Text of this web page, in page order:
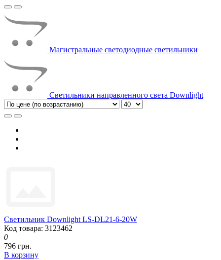
Магистральные светодиодные светильники
Светильники направленного света Downlight
Светильник Downlight LS-DL21-6-20W
Код товара: 3123462
0
796 грн.
В корзину